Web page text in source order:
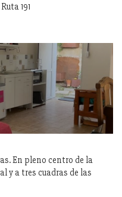
191
En pleno centro de la
y a tres cuadras de las